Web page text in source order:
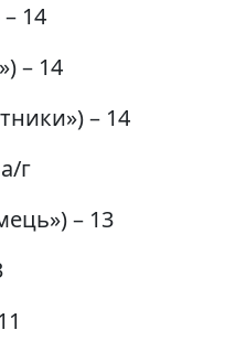
14
– 14
– 14
г
– 13